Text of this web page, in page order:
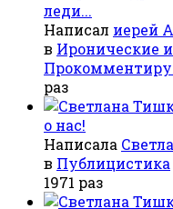
леди...
Написал иерей
в Иронические
раз
о нас!
Написала
в Публицистика
1971 раз